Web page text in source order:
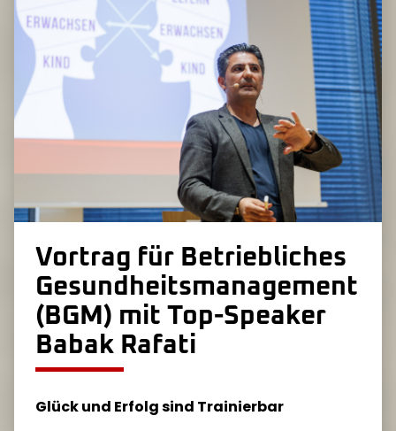
Vortrag für Betriebliches
Gesundheits­management
(BGM) mit Top-Speaker
Babak Rafati
Glück und Erfolg sind Trainierbar